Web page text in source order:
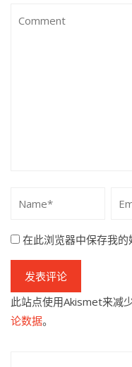
在此浏览器中保存我的
此站点使用Akismet来减
论数据。